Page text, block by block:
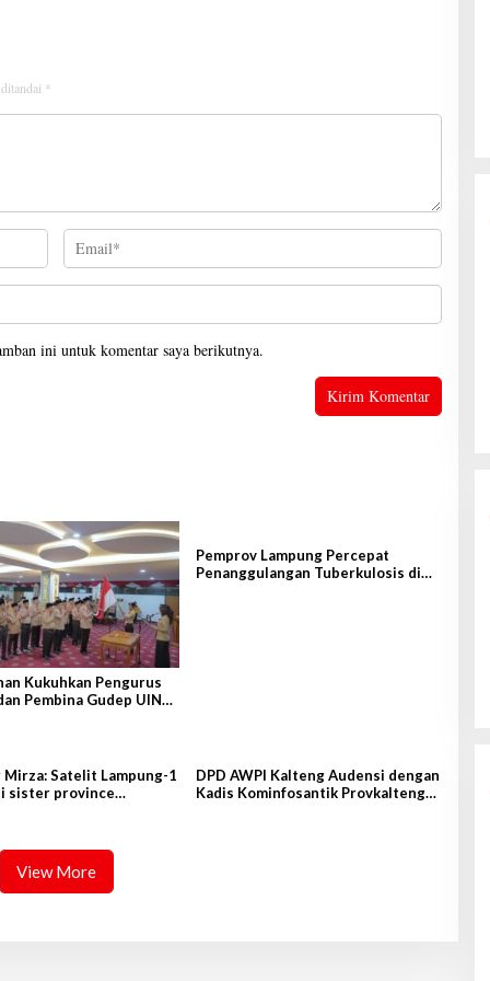
*
ini untuk komentar saya berikutnya.
Kukuhkan Pengurus
Pembina Gudep UIN
Pemprov Lampung Percepat
Penanggulangan Tuberkulosis di
Satelit Lampung-1
sister province
DPD AWPI Kalteng Audensi dengan
Kadis Kominfosantik Provkalteng
View More